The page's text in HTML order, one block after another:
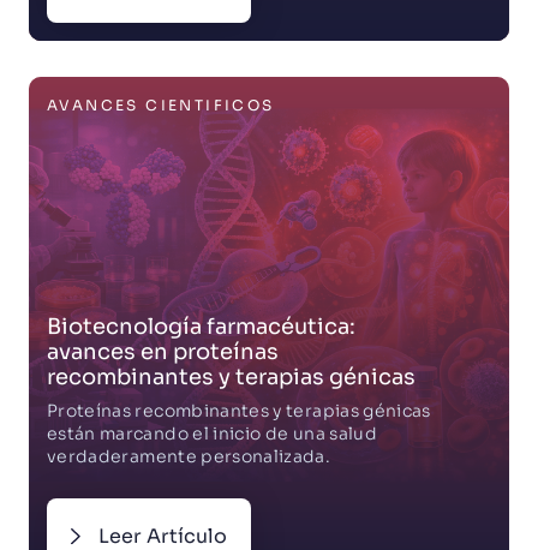
AVANCES CIENTIFICOS
Biotecnología farmacéutica:
avances en proteínas
recombinantes y terapias génicas
Proteínas recombinantes y terapias génicas
están marcando el inicio de una salud
verdaderamente personalizada.
Leer Artículo